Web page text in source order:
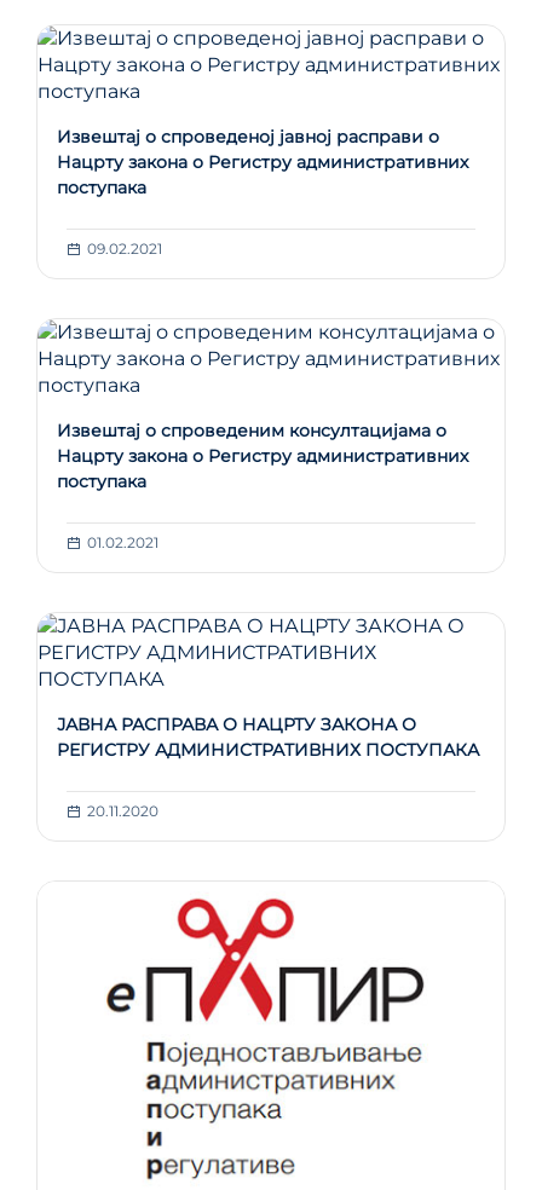
Извештај о спроведеној јавној расправи о
Нацрту закона о Регистру административних
поступака
09.02.2021
Извештај о спроведеним консултацијама о
Нацрту закона о Регистру административних
поступака
01.02.2021
ЈАВНА РАСПРАВА О НАЦРТУ ЗАКОНА О
РЕГИСТРУ АДМИНИСТРАТИВНИХ ПОСТУПАКА
20.11.2020